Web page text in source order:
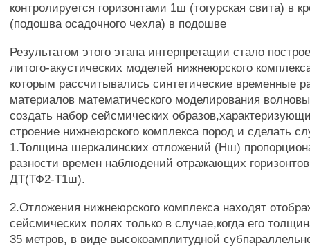
контролируется горизонтами 1ш (тогурская свита) в
(подошва осадочного чехла) в подошве
Результатом этого этапа интерпретации стало
литого-акустических моделей нижнеюрского
которым рассчитывались синтетические временные
материалов математического моделирования
создать набор сейсмических
строение нижнеюрского комплекса пород и сделать
1.Толщина шеркалинских отложений (Нш)
разности времен наблюдений отражающих
ДТ(ТФ2-Т1ш).
2.Отложения нижнеюрского комплекса находят
сейсмических полях только в случае,когда его
35 метров, в виде высокоамплитудной